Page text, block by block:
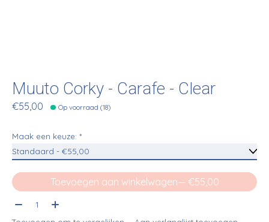
Muuto Corky - Carafe - Clear
€55,00 Op voorraad (18)
Maak een keuze: *
Toevoegen aan winkelwagen
— €55,00
Aantal: